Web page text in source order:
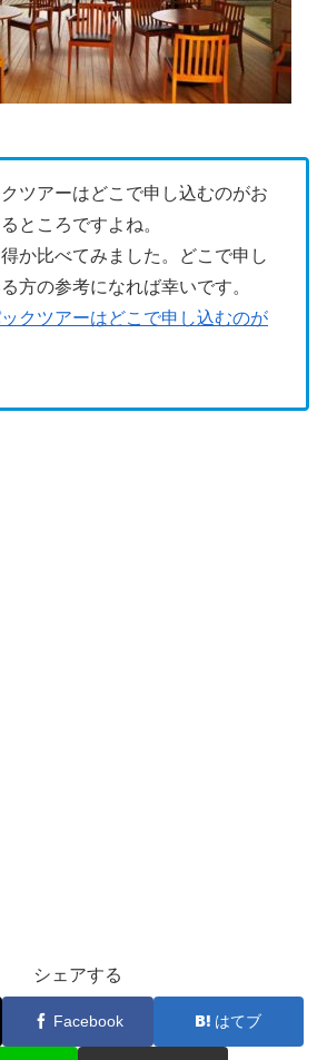
ツアーはどこで申し込むのがお
ところですよね。
か比べてみました。どこで申し
方の参考になれば幸いです。
クツアーはどこで申し込むのが
シェアする
Facebook はてブ